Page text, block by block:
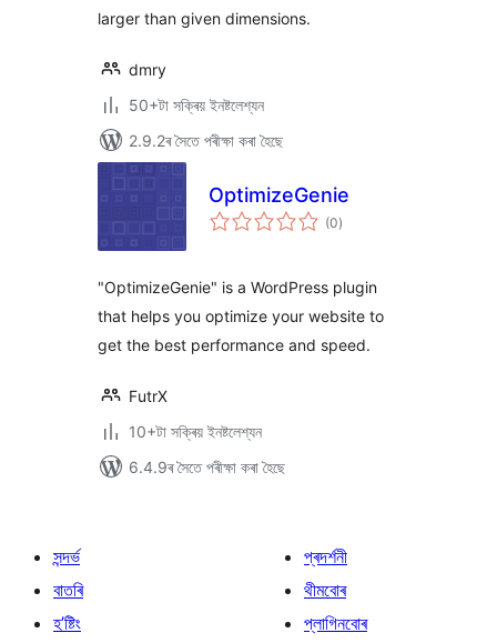
larger than given dimensions.
dmry
50+টা সক্ৰিয় ইনষ্টলেশ্যন
2.9.2ৰ সৈতে পৰীক্ষা কৰা হৈছে
OptimizeGenie
(0টা
মুঠ)
"OptimizeGenie" is a WordPress plugin
that helps you optimize your website to
get the best performance and speed.
FutrX
10+টা সক্ৰিয় ইনষ্টলেশ্যন
6.4.9ৰ সৈতে পৰীক্ষা কৰা হৈছে
সন্দৰ্ভ
বাতৰি
হ’ষ্টিং
প্ৰদৰ্শনী
থীমবোৰ
প্লাগিনবোৰ